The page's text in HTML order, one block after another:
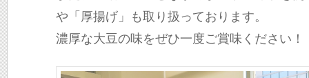
や「厚揚げ」も取り扱っております。
濃厚な大豆の味をぜひ一度ご賞味ください！